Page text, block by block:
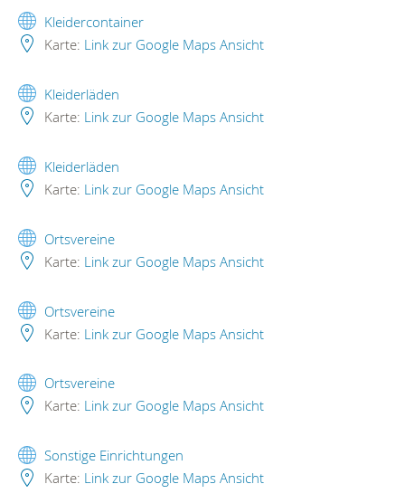
Kleidercontainer
Karte: Link zur Google Maps Ansicht
Kleiderläden
Karte: Link zur Google Maps Ansicht
Kleiderläden
Karte: Link zur Google Maps Ansicht
Ortsvereine
Karte: Link zur Google Maps Ansicht
Ortsvereine
Karte: Link zur Google Maps Ansicht
Ortsvereine
Karte: Link zur Google Maps Ansicht
Sonstige Einrichtungen
Karte: Link zur Google Maps Ansicht